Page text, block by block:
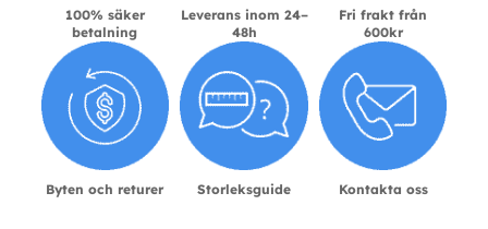
100% säker
betalning
Leverans inom 24–
48h
Fri frakt från
600kr
Byten och returer Storleksguide Kontakta oss